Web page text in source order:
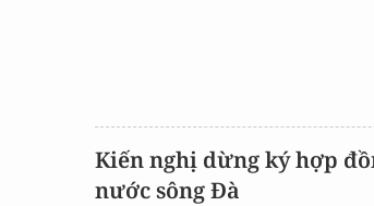
Kiến nghị dừng ký hợp
nước sông Đà